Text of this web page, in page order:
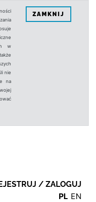
w
nie
na
ZAMKNIJ
/ ZALOGUJ
PL EN